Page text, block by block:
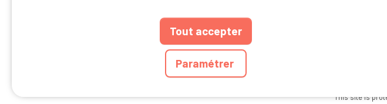
CGU DU SITE
Ibericamp.com © 2026 Ibericamp; all rights reserved.
This site is
Tout accepter
Paramétrer